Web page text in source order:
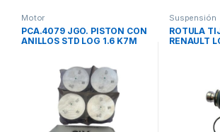
Motor
PCA.4079 JGO. PISTON CON
ANILLOS STD LOG 1.6 K7M
Suspensión
ROTULA
RENAULT